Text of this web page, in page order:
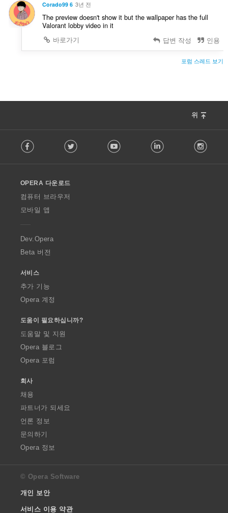
Corado99 6 3년 전
The preview doesn't show it but the wallpaper has the full
Valorant lobby video in it
바로가기
답변 작성 인용
포럼 스레드 보기
위
o
w
O
p
a
Facebook Twitter Youtube LinkedIn
OPERA 다운로드
컴퓨터 브라우저
모바일 앱
Dev.Opera
Beta 버전
서비스
추가 기능
Opera 계정
도움이 필요하십니까?
도움말 및 지원
Opera 블로그
Opera 포럼
회사
채용
파트너가 되세요
언론 정보
문의하기
Opera 정보
© Opera Software
개인 보안
서비스 이용 약관